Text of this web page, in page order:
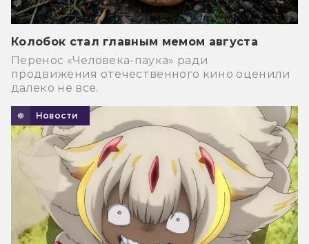
Колобок стал главным мемом августа
Перенос «Человека-паука» ради
продвижения отечественного кино оценили
далеко не все.
Новости